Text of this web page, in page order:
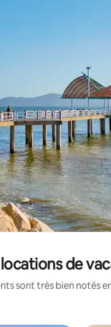
le bas pour les
de
sont très bien